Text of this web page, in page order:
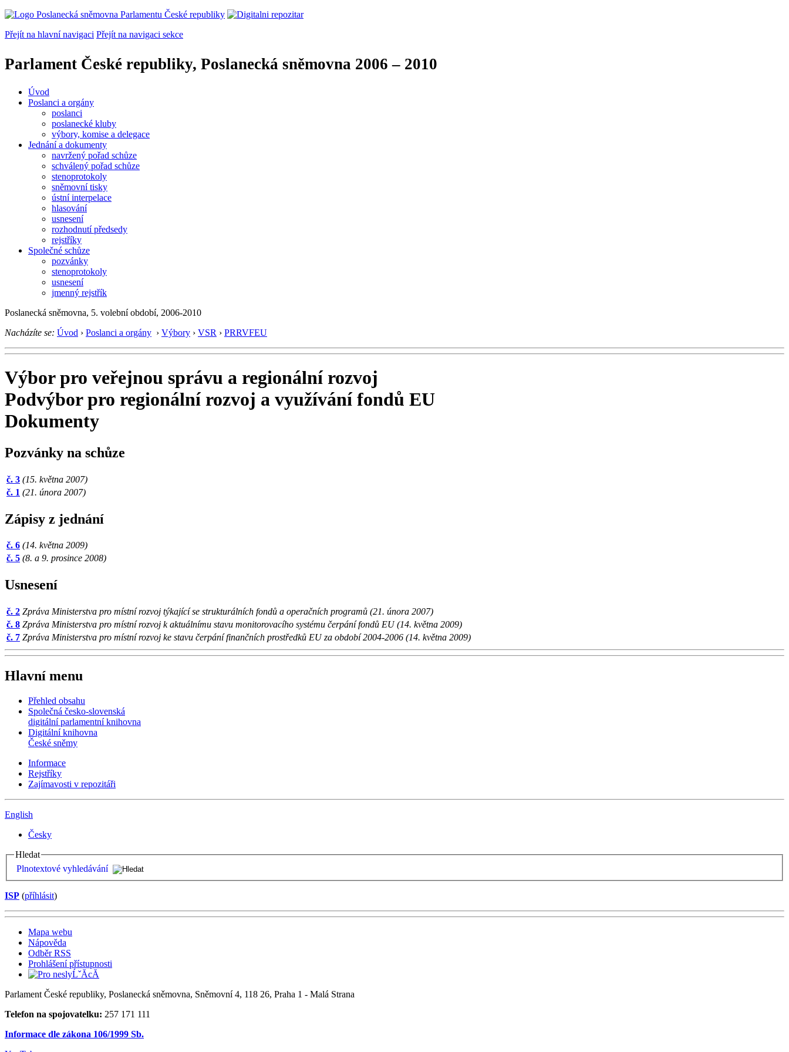
Přejít na hlavní navigaci Přejít na navigaci sekce
Parlament České republiky, Poslanecká sněmovna 2006 – 2010
Úvod
Poslanci a orgány
poslanci
poslanecké kluby
výbory, komise a delegace
Jednání a dokumenty
navržený pořad schůze
schválený pořad schůze
stenoprotokoly
sněmovní tisky
ústní interpelace
hlasování
usnesení
rozhodnutí předsedy
rejstříky
Společné schůze
pozvánky
stenoprotokoly
usnesení
jmenný rejstřík
Poslanecká sněmovna, 5. volební období, 2006-2010
Nacházíte se: Úvod › Poslanci a orgány › Výbory › VSR › PRRVFEU
Výbor pro veřejnou správu a regionální rozvoj
Podvýbor pro regionální rozvoj a využívání fondů EU
Dokumenty
Pozvánky na schůze
č. 3 (15. května 2007)
č. 1 (21. února 2007)
Zápisy z jednání
č. 6 (14. května 2009)
č. 5 (8. a 9. prosince 2008)
Usnesení
č. 2 Zpráva Ministerstva pro místní rozvoj týkající se strukturálních fondů a operačních programů (21. února 2007)
č. 8 Zpráva Ministerstva pro místní rozvoj k aktuálnímu stavu monitorovacího systému čerpání fondů EU (14. května 2009)
č. 7 Zpráva Ministerstva pro místní rozvoj ke stavu čerpání finančních prostředků EU za období 2004-2006 (14. května 2009)
Hlavní menu
Přehled obsahu
Společná česko-slovenská
digitální parlamentní knihovna
Digitální knihovna
České sněmy
Informace
Rejstříky
Zajímavosti v repozitáři
English
Česky
Hledat
Plnotextové vyhledávání
ISP (příhlásit)
Mapa webu
Nápověda
Odběr RSS
Prohlášení přístupnosti
Parlament České republiky, Poslanecká sněmovna, Sněmovní 4, 118 26, Praha 1 - Malá Strana
Telefon na spojovatelku: 257 171 111
Informace dle zákona 106/1999 Sb.